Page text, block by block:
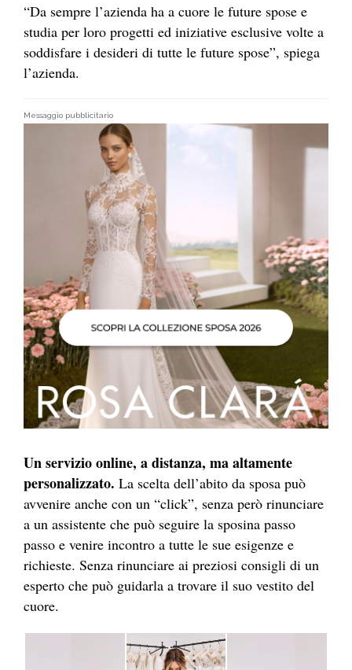
“Da sempre l’azienda ha a cuore le future spose e
studia per loro progetti ed iniziative esclusive volte a
soddisfare i desideri di tutte le future spose”, spiega
l’azienda.
Messaggio pubblicitario
Un servizio online, a distanza, ma altamente
personalizzato. La scelta dell’abito da sposa può
avvenire anche con un “click”, senza però rinunciare
a un assistente che può seguire la sposina passo
passo e venire incontro a tutte le sue esigenze e
richieste. Senza rinunciare ai preziosi consigli di un
esperto che può guidarla a trovare il suo vestito del
cuore.